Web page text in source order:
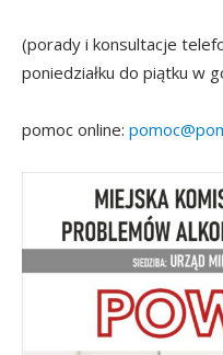
(porady i konsultacje
poniedziałku do piątku w
pomoc online: